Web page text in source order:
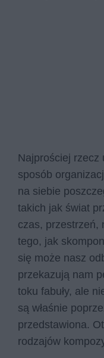
Najprościej rzecz
sposób
na siebie
takich jak świat
czas, przestrzeń,
tego, jak
się może nasz
przekazują nam
toku fabuły, ale
są właśnie
przedstawiona.
rodzajów